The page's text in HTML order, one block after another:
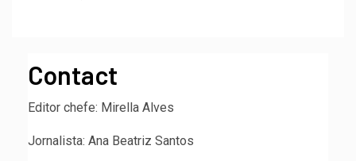
Contact
Editor chefe: Mirella Alves
Jornalista: Ana Beatriz Santos